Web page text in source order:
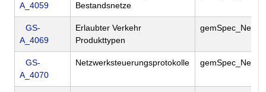
A_4059
Bestandsnetze
GS-
A_4069
Erlaubter Verkehr
Produkttypen
gemSpec_Net
GS-
A_4070
Netzwerksteuerungsprotokolle gemSpec_Net